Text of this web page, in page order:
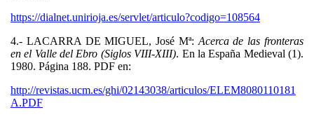
https://dialnet.unirioja.es/servlet/articulo?codigo=108564
4.- LACARRA DE MIGUEL, José Mª: Acerca de las fronteras
en el Valle del Ebro (Siglos VIII-XIII). En la España Medieval (1).
1980. Página 188. PDF en:
http://revistas.ucm.es/ghi/02143038/articulos/ELEM8080110181
A.PDF